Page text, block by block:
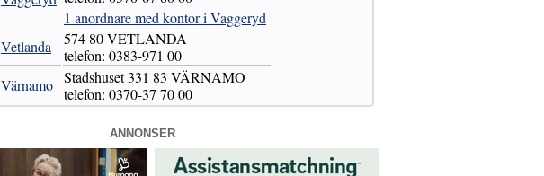
1 anordnare med kontor i Vaggeryd
Vetlanda
574 80 VETLANDA
telefon: 0383-971 00
Värnamo Stadshuset 331 83 VÄRNAMO
telefon: 0370-37 70 00
ANNONSER